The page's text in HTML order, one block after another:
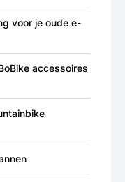
voor je oude e-
accessoires